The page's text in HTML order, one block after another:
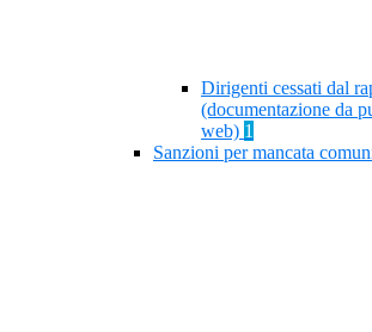
Dirigenti cessati dal
(documentazione da
web) 1
Sanzioni per mancata